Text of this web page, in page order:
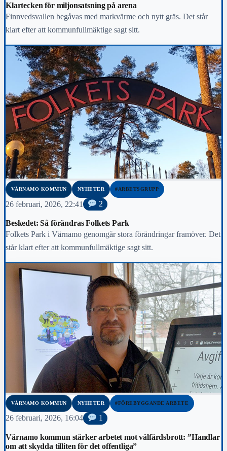
Klartecken för miljonsatsning på arena
Finnvedsvallen begåvas med markvärme och nytt gräs. Det står
klart efter att kommunfullmäktige sagt sitt.
VÄRNAMO KOMMUN NYHETER #ARBETSGRUPP
26 februari, 2026, 22:41 2
Beskedet: Så förändras Folkets Park
Folkets Park i Värnamo genomgår stora förändringar framöver. Det
står klart efter att kommunfullmäktige sagt sitt.
VÄRNAMO KOMMUN NYHETER #FÖREBYGGANDE ARBETE
26 februari, 2026, 16:04 1
Värnamo kommun stärker arbetet mot välfärdsbrott: ”Handlar
om att skydda tilliten för det offentliga”